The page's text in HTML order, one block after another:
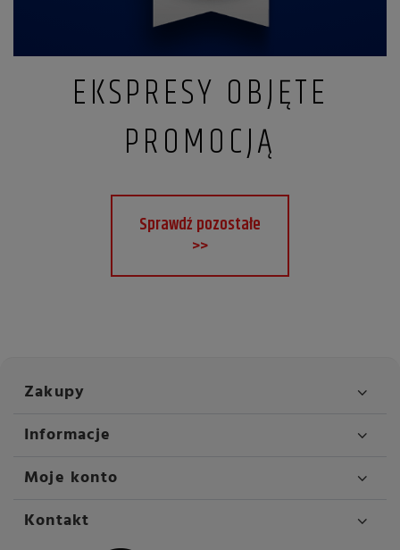
EKSPRESY OBJĘTE
PROMOCJĄ
Sprawdź pozostałe
>>
Zakupy
Informacje
Moje konto
Kontakt